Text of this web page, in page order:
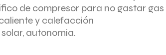
de compresor para no gastar gas
y calefacción
autonomia.